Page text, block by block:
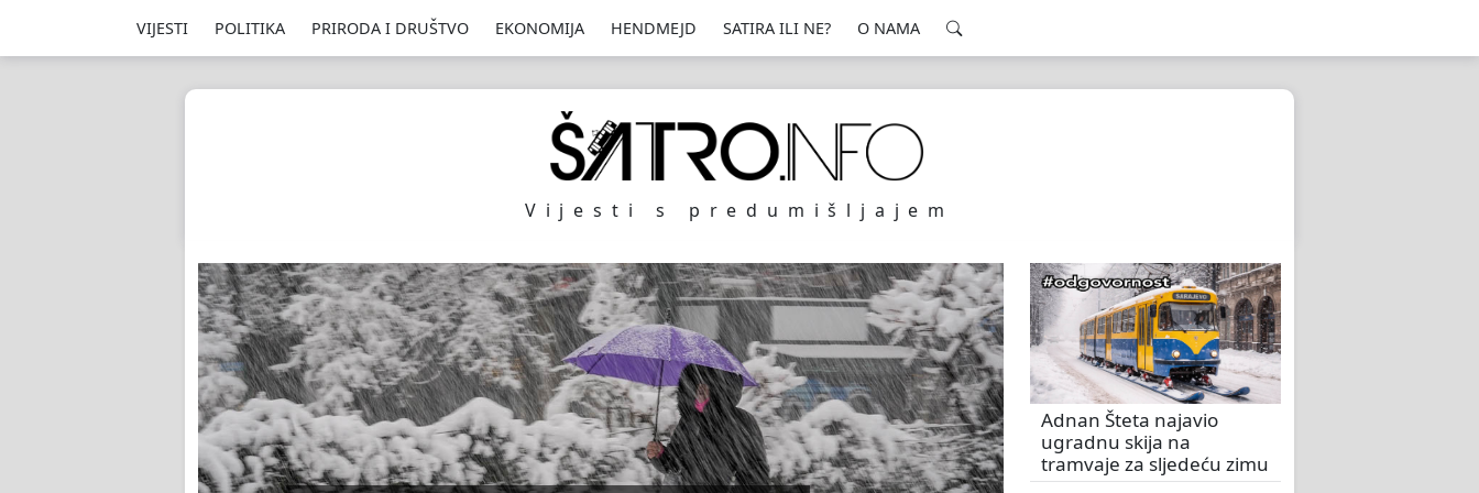
VIJESTI POLITIKA PRIRODA I DRUŠTVO EKONOMIJA HENDMEJD SATIRA ILI NE? O NAMA
Vijesti s predumišljajem
Adnan Šteta najavio
ugradnu skija na
tramvaje za sljedeću zimu